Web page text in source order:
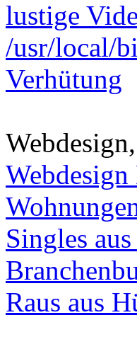
lustige
/usr/local/
Verhütung
Singles
Raus aus